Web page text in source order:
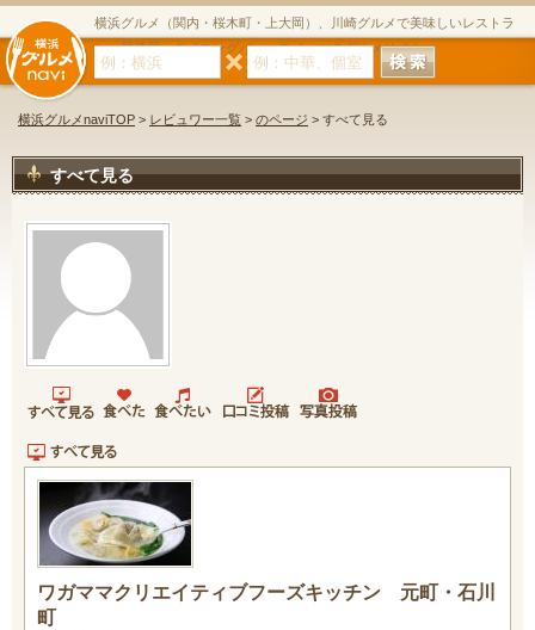
横浜グルメ（関内・桜木町・上大岡）、川崎グルメで美味しいレストラ
ン・居酒屋・ダイニングバー・スイーツのグルメサイト
横浜グルメnaviTOP > レビュワー一覧 > のページ > すべて見る
すべて見る
ワガママクリエイティブフーズキッチン 元町・石川
町